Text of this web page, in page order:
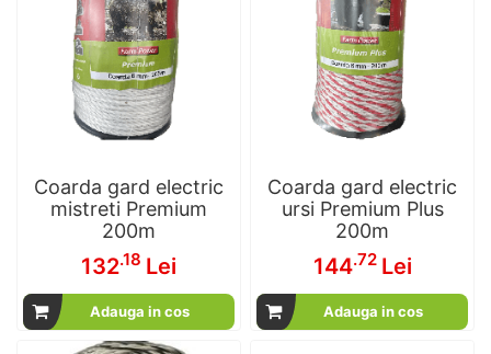
Coarda gard electric
mistreti Premium
200m
132.18 Lei
Adauga in cos
Coarda gard electric
ursi Premium Plus
200m
144.72 Lei
Adauga in cos